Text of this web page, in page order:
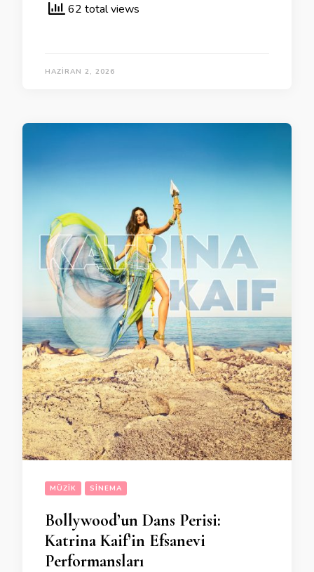
62 total views
HAZIRAN 2, 2026
MÜZIK SINEMA
Bollywood’un Dans Perisi:
Katrina Kaif’in Efsanevi
Performansları